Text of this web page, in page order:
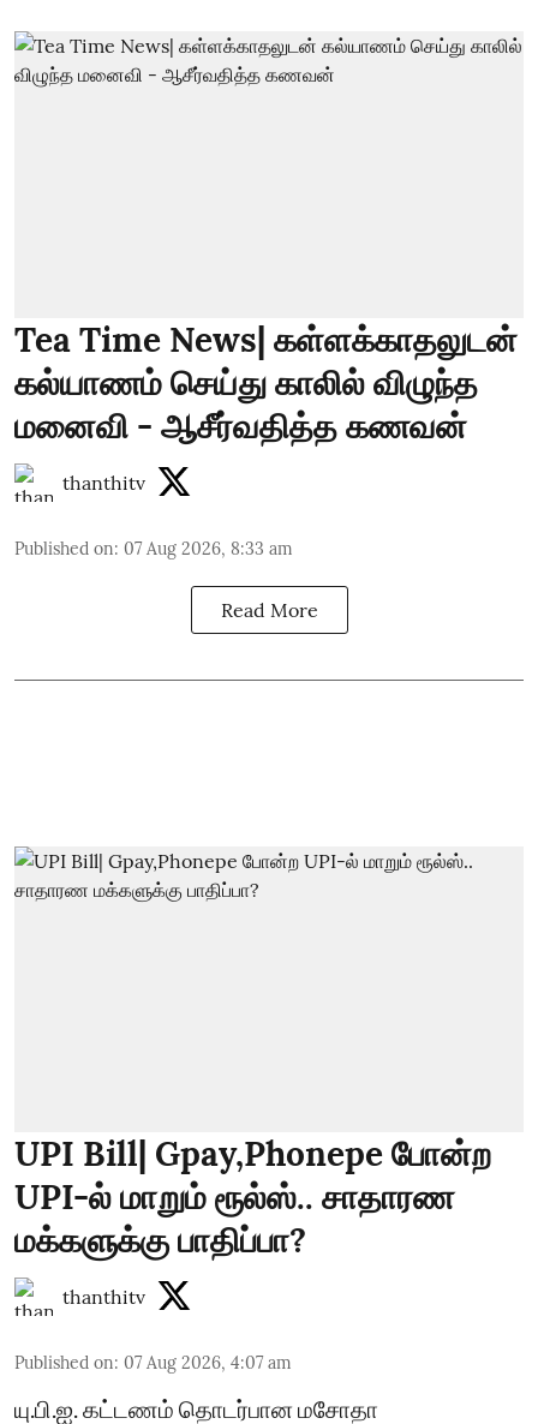
Tea Time News| கள்ளக்காதலுடன்
கல்யாணம் செய்து காலில் விழுந்த
மனைவி - ஆசீர்வதித்த கணவன்
thanthitv
Published on: 07 Aug 2026, 8:33 am
Read More
UPI Bill| Gpay,Phonepe போன்ற
UPI-ல் மாறும் ரூல்ஸ்.. சாதாரண
மக்களுக்கு பாதிப்பா?
thanthitv
Published on: 07 Aug 2026, 4:07 am
யு.பி.ஐ. கட்டணம் தொடர்பான மசோதா